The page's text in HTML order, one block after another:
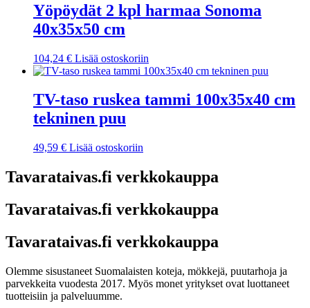
Yöpöydät 2 kpl harmaa Sonoma
40x35x50 cm
104,24 € Lisää ostoskoriin
TV-taso ruskea tammi 100x35x40 cm
tekninen puu
49,59 € Lisää ostoskoriin
Tavarataivas.fi verkkokauppa
Tavarataivas.fi verkkokauppa
Tavarataivas.fi verkkokauppa
Olemme sisustaneet Suomalaisten koteja, mökkejä, puutarhoja ja
parvekkeita vuodesta 2017. Myös monet yritykset ovat luottaneet
tuotteisiin ja palveluumme.